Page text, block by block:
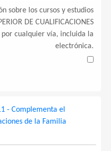
sobre los cursos y estudios
DE CUALIFICACIONES
por cualquier vía, incluida la
electrónica.
- Complementa el
de la Familia